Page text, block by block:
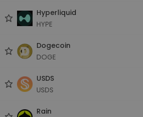
Hyperliquid
HYPE
Dogecoin
DOGE
USDS
USDS
Rain